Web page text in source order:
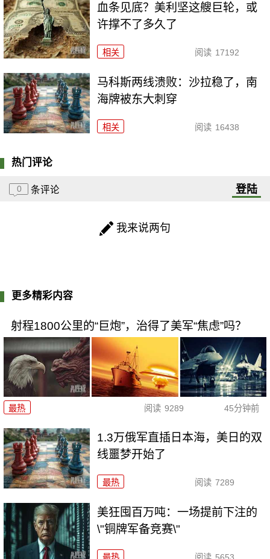
血条见底？美利坚这艘巨轮，或
许撑不了多久了
相关 阅读 17192
马科斯两线溃败：沙拉稳了，南
海牌被东大刺穿
相关 阅读 16438
热门评论
0 条评论 登陆
我来说两句
更多精彩内容
射程1800公里的“巨炮”，治得了美军“焦虑”吗？
最热 阅读 9289 45分钟前
1.3万俄军直插日本海，美日的双
线噩梦开始了
最热 阅读 7289
美狂囤百万吨：一场提前下注的
\"铜牌军备竞赛\"